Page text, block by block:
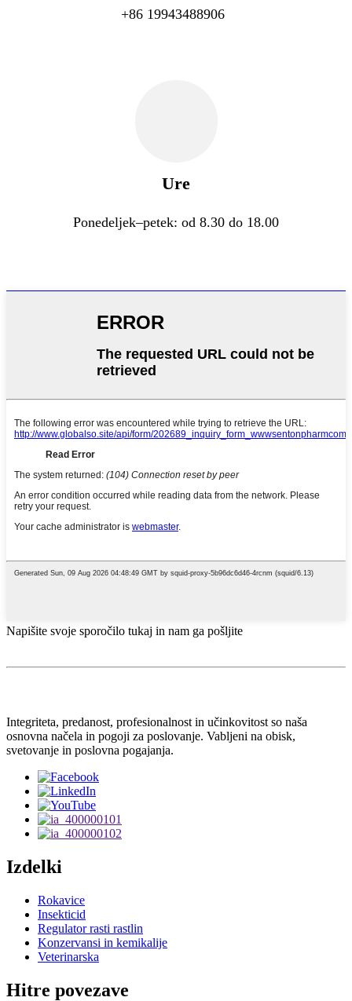
+86 19943488906
Ure
Ponedeljek–petek: od 8.30 do 18.00
Napišite svoje sporočilo tukaj in nam ga pošljite
Integriteta, predanost, profesionalnost in učinkovitost so naša
osnovna načela in pogoji za poslovanje. Vabljeni na obisk,
svetovanje in poslovna pogajanja.
Izdelki
Rokavice
Insekticid
Regulator rasti rastlin
Konzervansi in kemikalije
Veterinarska
Hitre povezave